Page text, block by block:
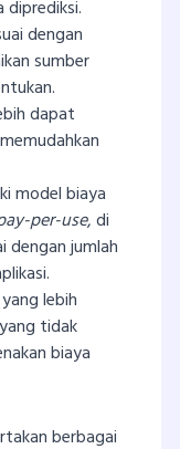
diprediksi.
dengan
sumber
dapat
model biaya
per-use, di
dengan jumlah
lebih
tidak
biaya
berbagai